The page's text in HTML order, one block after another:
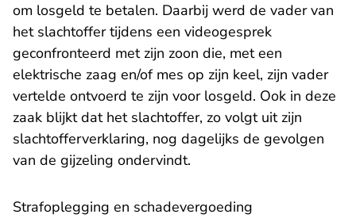
om losgeld te betalen. Daarbij werd de vader van
het slachtoffer tijdens een videogesprek
geconfronteerd met zijn zoon die, met een
elektrische zaag en/of mes op zijn keel, zijn vader
vertelde ontvoerd te zijn voor losgeld. Ook in deze
zaak blijkt dat het slachtoffer, zo volgt uit zijn
slachtofferverklaring, nog dagelijks de gevolgen
van de gijzeling ondervindt.
Strafoplegging en schadevergoeding